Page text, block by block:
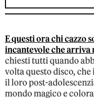
E questi ora chi cazzo
incantevole che arriva
chiesti tutti quando
volta questo disco,
il loro post-
mondo magico e